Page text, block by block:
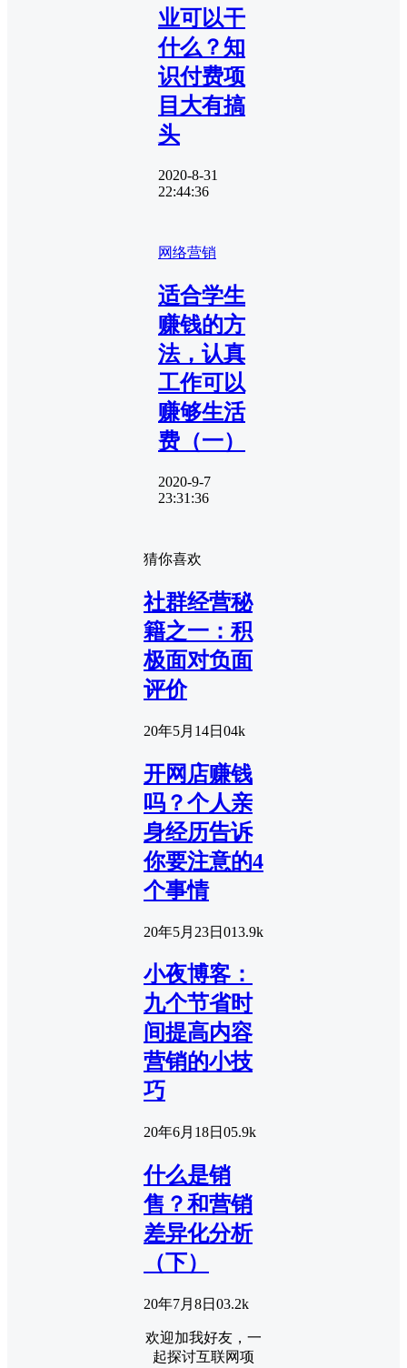
业可以干
什么？知
识付费项
目大有搞
头
2020-8-31
22:44:36
网络营销
适合学生
赚钱的方
法，认真
工作可以
赚够生活
费（一）
2020-9-7
23:31:36
猜你喜欢
社群经营秘
籍之一：积
极面对负面
评价
20年5月14日 04k
开网店赚钱
吗？个人亲
身经历告诉
你要注意的4
个事情
20年5月23日 013.9k
小夜博客：
九个节省时
间提高内容
营销的小技
巧
20年6月18日 05.9k
什么是销
售？和营销
差异化分析
（下）
20年7月8日 03.2k
欢迎加我好友，一
起探讨互联网项